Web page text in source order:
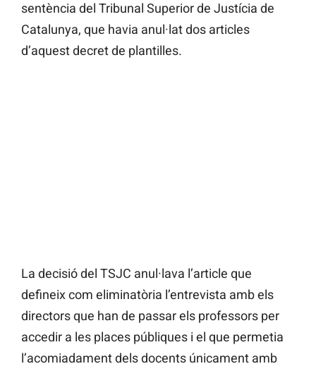
sentència del Tribunal Superior de Justícia de
Catalunya, que havia anul·lat dos articles
d’aquest decret de plantilles.
La decisió del TSJC anul·lava l’article que
defineix com eliminatòria l’entrevista amb els
directors que han de passar els professors per
accedir a les places públiques i el que permetia
l’acomiadament dels docents únicament amb